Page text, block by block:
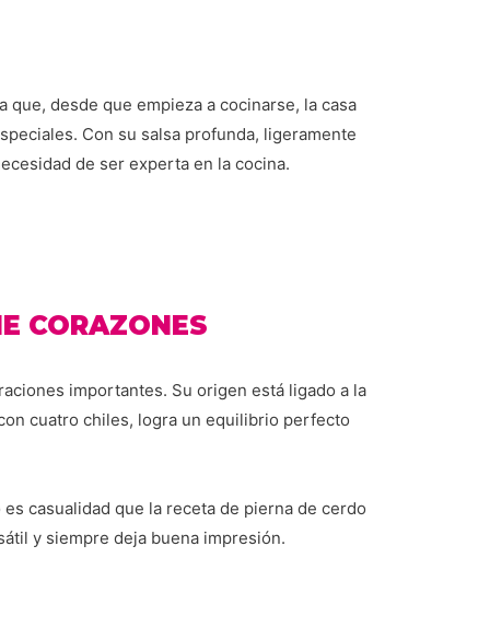
desde que empieza a cocinarse, la casa
Con su salsa profunda, ligeramente
de ser experta en la cocina.
CORAZONES
importantes. Su origen está ligado a la
cuatro chiles, logra un equilibrio perfecto
casualidad que la receta de pierna de cerdo
y siempre deja buena impresión.